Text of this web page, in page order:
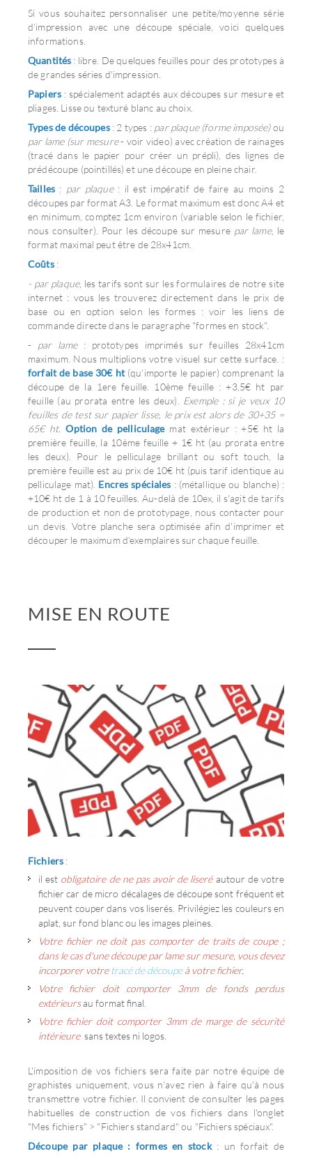
Si vous souhaitez personnaliser une petite/moyenne série
d'impression avec une découpe spéciale, voici quelques
informations.
Quantités : libre. De quelques feuilles pour des prototypes à
de grandes séries d'impression.
Papiers : spécialement adaptés aux découpes sur mesure et
pliages. Lisse ou texturé blanc au choix.
Types de découpes: 2 types : par plaque (forme imposée)ou
par lame (sur mesure- voir video) avec création de rainages
(tracé dans le papier pour créer un prépli), des lignes de
prédécoupe (pointillés) et une découpe en pleine chair.
Tailles : par plaque: il est impératif de faire au moins 2
découpes par format A3. Le format maximum est donc A4 et
en minimum, comptez 1cm environ (variable selon le fichier,
nous consulter). Pour les découpe sur mesure par lame, le
format maximal peut être de 28x41cm.
Coûts:
- par plaque, les tarifs sont sur les formulaires de notre site
internet : vous les trouverez directement dans le prix de
base ou en option selon les formes : voir les liens de
commande directe dans le paragraphe "formes en stock".
- par lame: prototypes imprimés sur feuilles 28x41cm
maximum. Nous multiplions votre visuel sur cette surface. :
forfait de base 30€ ht (qu'importe le papier) comprenant la
découpe de la 1ere feuille. 10ème feuille : +3,5€ ht par
feuille (au prorata entre les deux). Exemple : si je veux 10
feuilles de test sur papier lisse, le prix est alors de 30+35 =
65€ ht.Option de pelliculagemat extérieur : +5€ ht la
première feuille, la 10ème feuille + 1€ ht (au prorata entre
les deux). Pour le pelliculage brillant ou soft touch, la
première feuille est au prix de 10€ ht (puis tarif identique au
pelliculage mat). Encres spéciales : (métallique ou blanche) :
+10€ ht de 1 à 10 feuilles. Au-delà de 10ex, il s'agit de tarifs
de production et non de prototypage, nous contacter pour
un devis. Votre planche sera optimisée afin d'imprimer et
découper le maximum d'exemplaires sur chaque feuille.
MISE EN ROUTE
Fichiers :
il est obligatoire de ne pas avoir de liseréautour de votre
fichier car de micro décalages de découpe sont fréquent et
peuvent couper dans vos liserés. Privilégiez les couleurs en
aplat, sur fond blanc ou les images pleines.
Votre fichier ne doit pas comporter de traits de coupe ;
dans le cas d'une découpe par lame sur mesure, vous devez
incorporer votre tracé de découpeà votre fichier.
Votre fichier doit comporter 3mm de fonds perdus
extérieursau format final.
Votre fichier doit comporter 3mm de marge de sécurité
intérieure sans textes ni logos.
L'imposition de vos fichiers sera faite par notre équipe de
graphistes uniquement, vous n'avez rien à faire qu'à nous
transmettre votre fichier. Il convient de consulter les pages
habituelles de construction de vos fichiers dans l'onglet
"Mes fichiers" > "Fichiers standard" ou "Fichiers spéciaux".
Découpe par plaque : formes en stock : un forfait de